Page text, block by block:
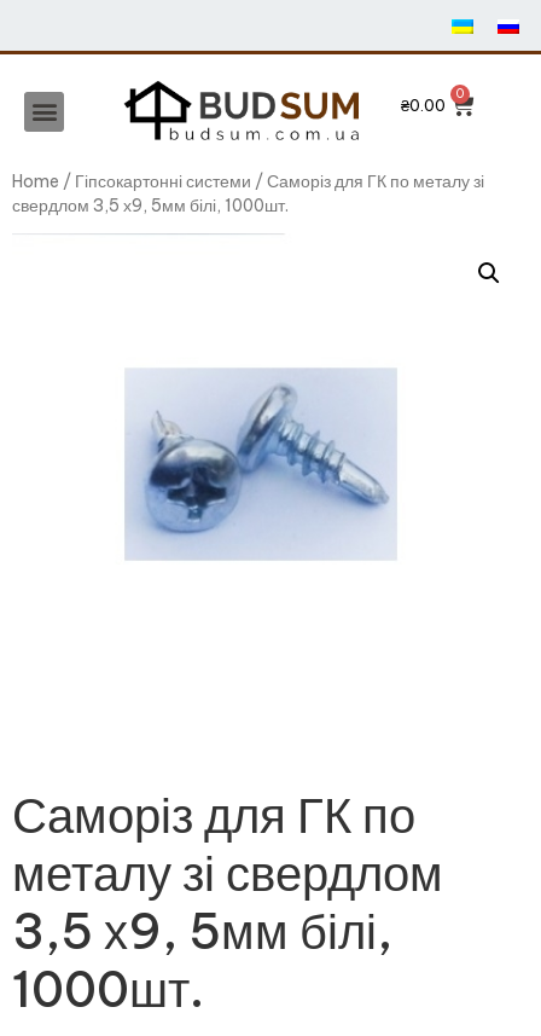
₴0.00
Home / Гіпсокартонні системи / Саморіз для ГК по металу зі
свердлом 3,5 х9, 5мм білі, 1000шт.
Саморіз для ГК по
металу зі свердлом
3,5 х9, 5мм білі,
1000шт.